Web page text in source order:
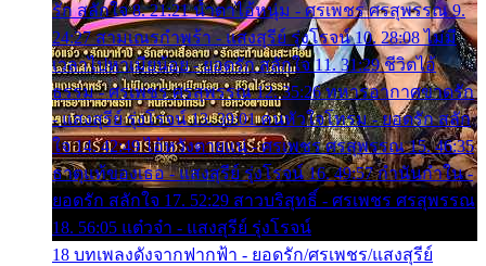
รัก สลักใจ 8. 21:21 น้ำตาไอ้หนุ่ม - ศรเพชร ศรสุพรรณ 9.
24:27 สามเณรกำพร้า - แสงสุรีย์ รุ่งโรจน์ 10. 28:08 ไม่มี
เวลาไปหาเมียน้อย - ยอดรัก สลักใจ 11. 31:29 ชีวิตไอ้
ธรรม - ศรเพชร ศรสุพรรณ 12. 35:26 ทหารอากาศขาดรัก
- แสงสุรีย์ รุ่งโรจน์ 13. 39:01 คนหัวใจโทรม - ยอดรัก สลัก
ใจ 14. 42:49 ไอ้หวังตายแน่ - ศรเพชร ศรสุพรรณ 15. 46:35
ธาตุแท้ของเธอ - แสงสุรีย์ รุ่งโรจน์ 16. 49:57 กำนันกำใน -
ยอดรัก สลักใจ 17. 52:29 สาวบริสุทธิ์ - ศรเพชร ศรสุพรรณ
18. 56:05 แต๋วจ๋า - แสงสุรีย์ รุ่งโรจน์
18 บทเพลงดังจากฟากฟ้า - ยอดรัก/ศรเพชร/แสงสุรีย์